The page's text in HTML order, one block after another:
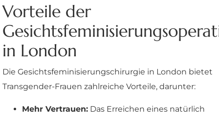
Vorteile der
in London
Die Gesichtsfeminisierungschirurgie in London bietet
Transgender-Frauen zahlreiche Vorteile, darunter:
Mehr Vertrauen: Das Erreichen eines natürlich